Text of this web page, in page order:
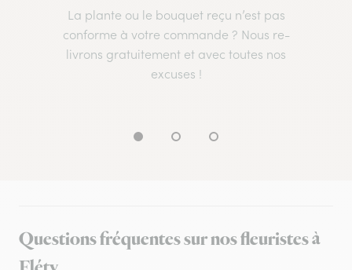
La plante ou le bouquet reçu n’est pas
conforme à votre commande ? Nous re-
livrons gratuitement et avec toutes nos
excuses !
Questions fréquentes sur nos fleuristes à